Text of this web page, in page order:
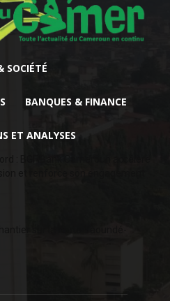
SOCIÉTÉ
BANQUES & FINANCE
ET ANALYSES